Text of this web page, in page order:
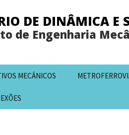
DE DINÂMICA E
de Engenharia
MECÂNICOS